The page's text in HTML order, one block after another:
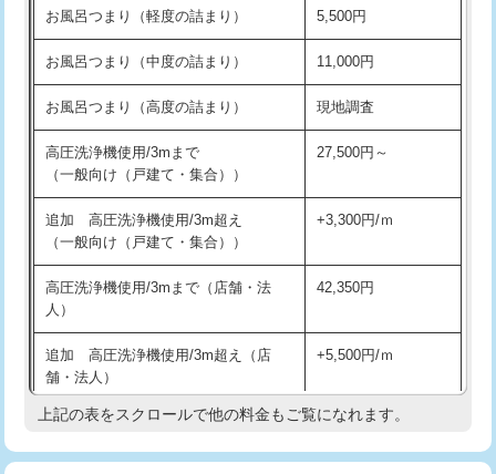
交換・取付(単水栓（壁付・デッキ
式）)
13,200円+材料費
交換・取付(混合水栓（壁付・デッキ
式・ワンホール）)
16,500円+材料費
交換・取付(排水栓・排水トラップ
（P/S/ポップアップ））
22,000円+材料費
交換・取付（その他部品） 11,000円+材料費
持込商品取付（単水栓） 13,200円
持込商品取付（混合水栓）
持込商品取付（浄水器・分岐水栓） 16,500円
持込商品取付（温水洗浄便座） 22,000円
持込商品取付（普通便座⇔温水洗浄便
22,000円
お風呂つまり（軽度の詰まり） 5,500円
お風呂つまり（中度の詰まり） 11,000円
お風呂つまり（高度の詰まり） 現地調査
高圧洗浄機使用/3mまで
（一般向け（戸建て・集合））
27,500円～
追加 高圧洗浄機使用/3m超え
（一般向け（戸建て・集合））
+3,300円/ｍ
高圧洗浄機使用/3mまで（店舗・法
人）
42,350円
追加 高圧洗浄機使用/3m超え（店
舗・法人）
+5,500円/ｍ
高度高圧洗浄換 現地調査
上記の表をスクロールで他の料金もご覧になれます。